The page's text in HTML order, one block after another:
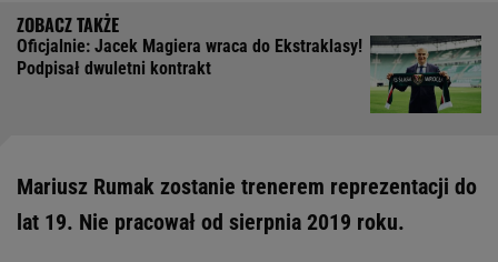
Oficjalnie: Jacek Magiera wraca do Ekstraklasy!
Podpisał dwuletni kontrakt
Mariusz Rumak zostanie trenerem reprezentacji do
lat 19. Nie pracował od sierpnia 2019 roku.